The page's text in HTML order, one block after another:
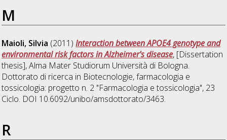
M
Maioli, Silvia (2011)Interaction between APOE4 genotype and
environmental risk factors in Alzheimer's disease, [Dissertation
thesis], Alma Mater Studiorum Università di Bologna.
Dottorato di ricerca in Biotecnologie, farmacologia e
tossicologia: progetto n. 2 "Farmacologia e tossicologia", 23
Ciclo. DOI 10.6092/unibo/amsdottorato/3463.
R